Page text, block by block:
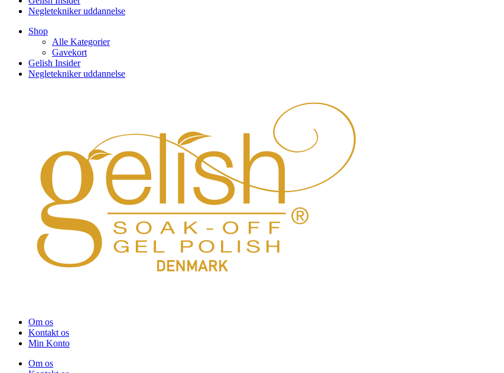
Negletekniker uddannelse
Shop
Alle Kategorier
Gavekort
Gelish Insider
Negletekniker uddannelse
Om os
Kontakt os
Min Konto
Om os